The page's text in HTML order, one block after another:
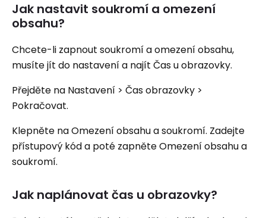
Jak nastavit soukromí a omezení
obsahu?
Chcete-li zapnout soukromí a omezení obsahu,
musíte jít do nastavení a najít Čas u obrazovky.
Přejděte na Nastavení > Čas obrazovky >
Pokračovat.
Klepněte na Omezení obsahu a soukromí. Zadejte
přístupový kód a poté zapněte Omezení obsahu a
soukromí.
Jak naplánovat čas u obrazovky?